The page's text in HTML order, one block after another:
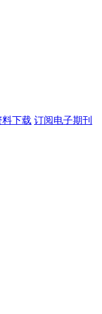
料下载 订阅电子期刊